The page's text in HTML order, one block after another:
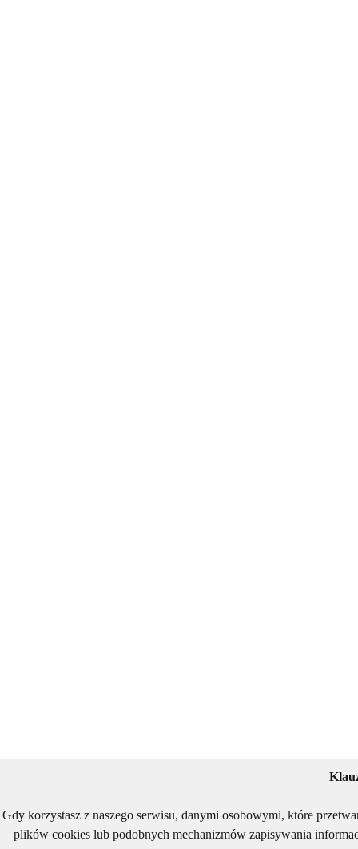
Gdy korzystasz z naszego serwisu, danymi osobowymi, które
plików cookies lub podobnych mechanizmów zapisywania